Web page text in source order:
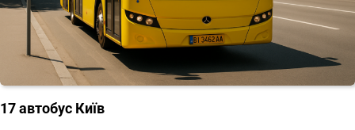
17 автобус Київ